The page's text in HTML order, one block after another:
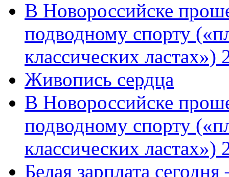
В Новороссийске
подводному спорту
классических
Живопись сердца
В Новороссийске
подводному спорту
классических ластах»)
Белая зарплата